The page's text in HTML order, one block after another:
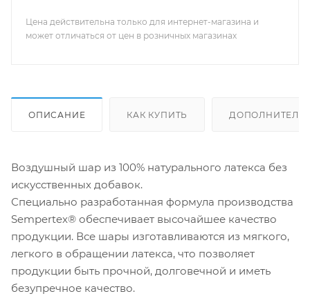
Цена действительна только для интернет-магазина и
может отличаться от цен в розничных магазинах
ОПИСАНИЕ КАК КУПИТЬ
Воздушный шар из 100% натурального латекса без
искусственных добавок.
Специально разработанная формула производства
Sempertex® обеспечивает высочайшее качество
продукции. Все шары изготавливаются из мягкого,
легкого в обращении латекса, что позволяет
продукции быть прочной, долговечной и иметь
безупречное качество.